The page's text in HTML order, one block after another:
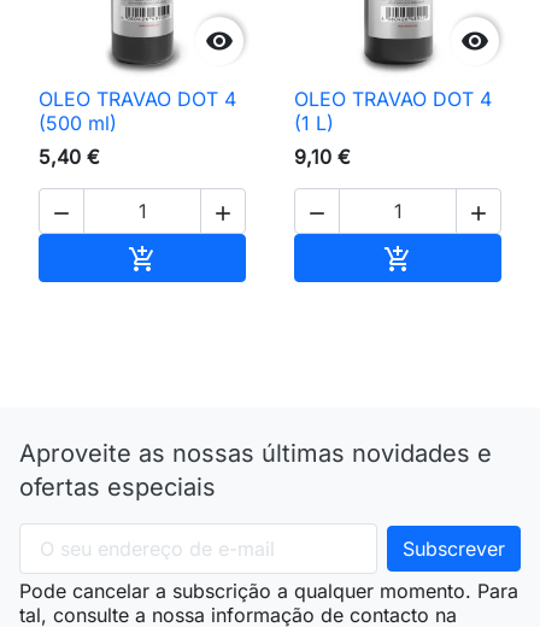

OLEO TRAVAO DOT 4
(500 ml)
5,40 €
 


OLEO TRAVAO DOT 4
(1 L)
9,10 €
 

Aproveite as nossas últimas novidades e
ofertas especiais
Pode cancelar a subscrição a qualquer momento. Para
tal, consulte a nossa informação de contacto na